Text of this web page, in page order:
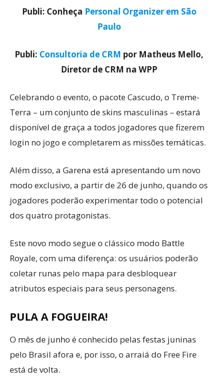
Publi: Conheça Personal Organizer em São
Paulo
Publi: Consultoria de CRM por Matheus Mello,
Diretor de CRM na WPP
Celebrando o evento, o pacote Cascudo, o Treme-
Terra – um conjunto de skins masculinas – estará
disponível de graça a todos jogadores que fizerem
login no jogo e completarem as missões temáticas.
Além disso, a Garena está apresentando um novo
modo exclusivo, a partir de 26 de junho, quando os
jogadores poderão experimentar todo o potencial
dos quatro protagonistas.
Este novo modo segue o clássico modo Battle
Royale, com uma diferença: os usuários poderão
coletar runas pelo mapa para desbloquear
atributos especiais para seus personagens.
PULA A FOGUEIRA!
O mês de junho é conhecido pelas festas juninas
pelo Brasil afora e, por isso, o arraiá do Free Fire
está de volta.